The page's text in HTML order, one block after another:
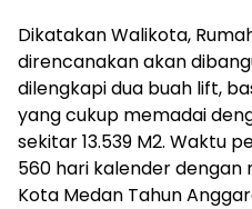
Dikatakan Walikota,
direncanakan akan
dilengkapi dua buah lift,
yang cukup memadai
sekitar 13.539 M2. Waktu
560 hari kalender dengan
Kota Medan Tahun